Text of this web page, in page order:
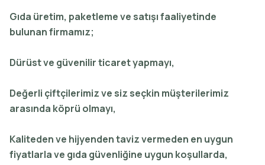
Gıda üretim, paketleme ve satışı faaliyetinde
bulunan firmamız;
Dürüst ve güvenilir ticaret yapmayı,
Değerli çiftçilerimiz ve siz seçkin müşterilerimiz
arasında köprü olmayı,
Kaliteden ve hijyenden taviz vermeden en uygun
fiyatlarla ve gıda güvenliğine uygun koşullarda,